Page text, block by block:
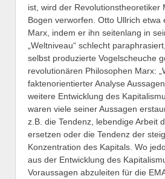
ist, wird der Revolutionstheoretiker
Bogen verworfen. Otto Ullrich etwa
Marx, indem er ihn seitenlang in
„Weltniveau“ schlecht
selbst produzierte Vogelscheuche
revolutionären Philosophen Marx:
faktenorientierter Analyse
weitere Entwicklung des
waren viele seiner Aussagen
z.B. die Tendenz, lebendige Arbeit
ersetzen oder die Tendenz der
Konzentration des Kapitals. Wo
aus der Entwicklung des
Voraussagen abzuleiten für die